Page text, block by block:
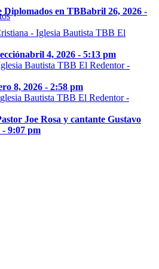
Diplomados en TBBabril 26, 2026 -
abril 4, 2026 - 5:13 pm
8, 2026 - 2:58 pm
Joe Rosa y cantante Gustavo
- 9:07 pm